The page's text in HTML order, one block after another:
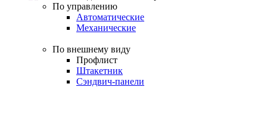
По управлению
Автоматические
Механические
По внешнему виду
Профлист
Штакетник
Сэндвич-панели